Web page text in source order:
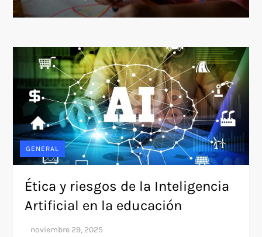
GENERAL
Ética y riesgos de la Inteligencia
Artificial en la educación